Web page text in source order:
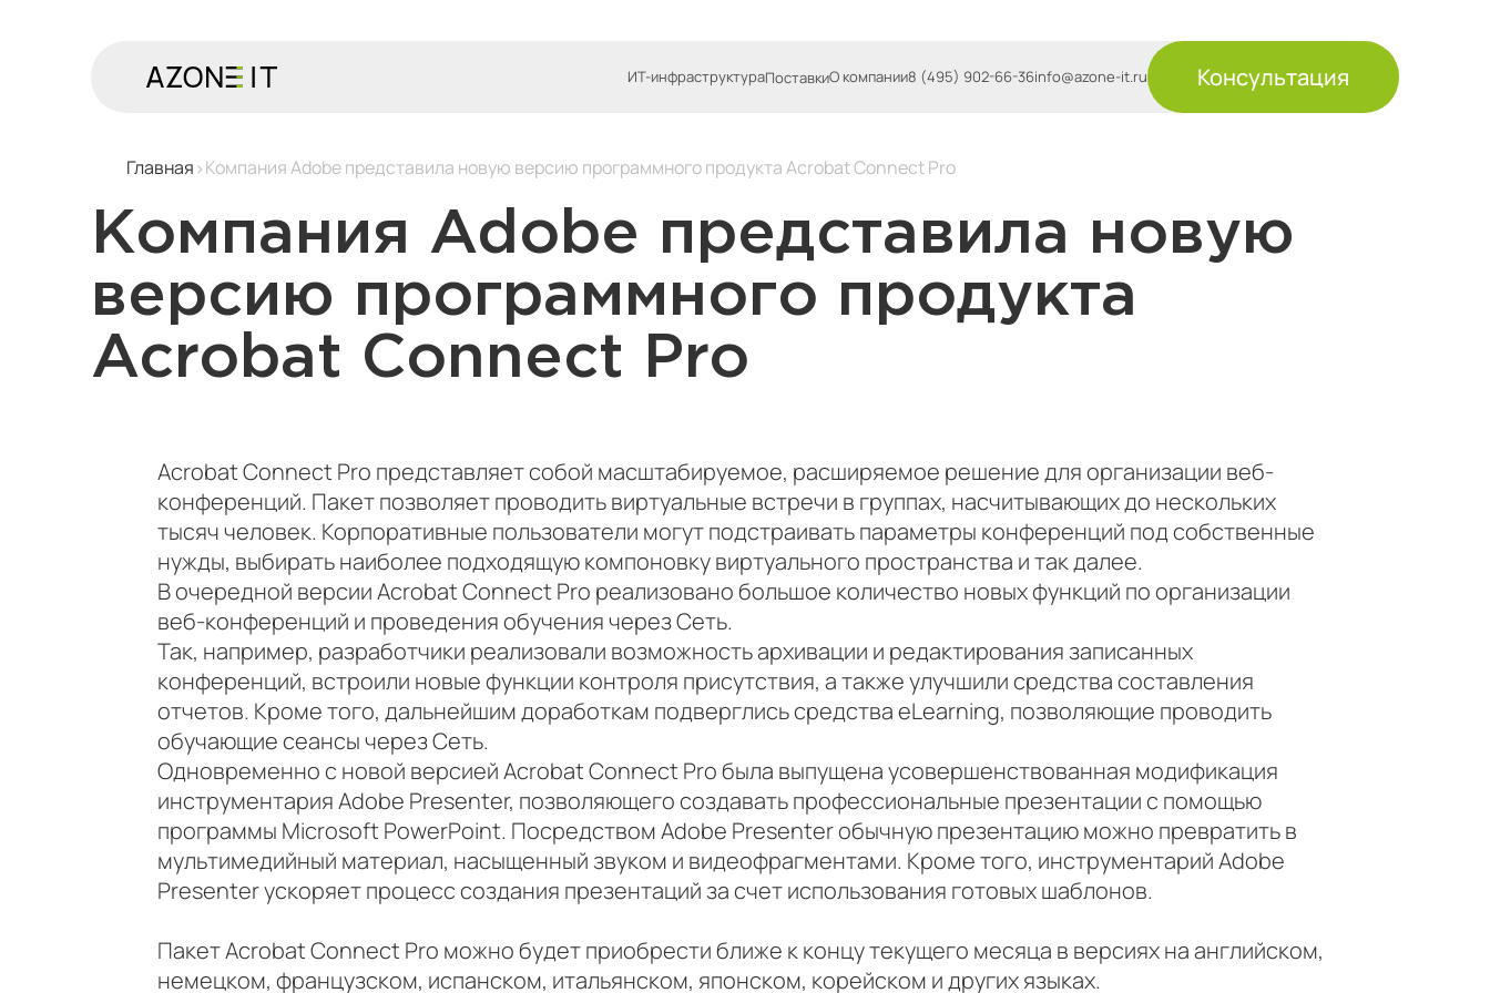
ИТ-инфраструктураПоставкиО компании8 (495) 902-66-36info@azone-it.ru Консультация
Главная Компания Adobe представила новую версию программного продукта Acrobat Connect Pro
Компания Adobe представила новую
версию программного продукта
Acrobat Connect Pro
Acrobat Connect Pro представляет собой масштабируемое, расширяемое решение для организации веб-
конференций. Пакет позволяет проводить виртуальные встречи в группах, насчитывающих до нескольких
тысяч человек. Корпоративные пользователи могут подстраивать параметры конференций под собственные
нужды, выбирать наиболее подходящую компоновку виртуального пространства и так далее.
В очередной версии Acrobat Connect Pro реализовано большое количество новых функций по организации
веб-конференций и проведения обучения через Сеть.
Так, например, разработчики реализовали возможность архивации и редактирования записанных
конференций, встроили новые функции контроля присутствия, а также улучшили средства составления
отчетов. Кроме того, дальнейшим доработкам подверглись средства eLearning, позволяющие проводить
обучающие сеансы через Сеть.
Одновременно с новой версией Acrobat Connect Pro была выпущена усовершенствованная модификация
инструментария Adobe Presenter, позволяющего создавать профессиональные презентации с помощью
программы Microsoft PowerPoint. Посредством Adobe Presenter обычную презентацию можно превратить в
мультимедийный материал, насыщенный звуком и видеофрагментами. Кроме того, инструментарий Adobe
Presenter ускоряет процесс создания презентаций за счет использования готовых шаблонов.
Пакет Acrobat Connect Pro можно будет приобрести ближе к концу текущего месяца в версиях на английском,
немецком, французском, испанском, итальянском, японском, корейском и других языках.